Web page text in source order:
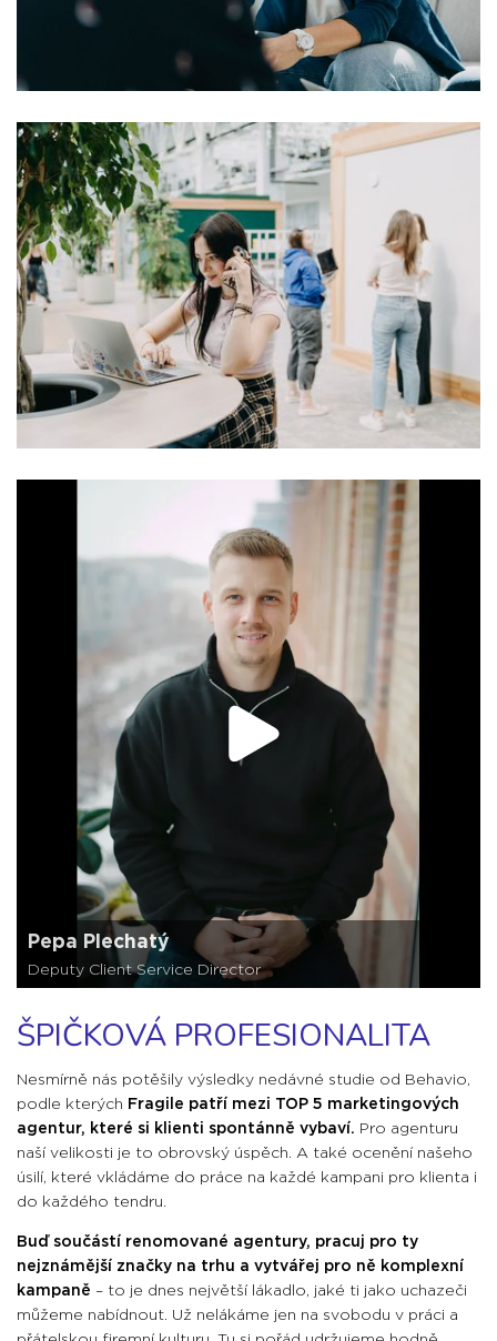
Pepa Plechatý
Deputy Client Service Director
ŠPIČKOVÁ PROFESIONALITA
Nesmírně nás potěšily výsledky nedávné studie od Behavio,
podle kterých Fragile patří mezi TOP 5 marketingových
agentur, které si klienti spontánně vybaví. Pro agenturu
naší velikosti je to obrovský úspěch. A také ocenění našeho
úsilí, které vkládáme do práce na každé kampani pro klienta i
do každého tendru.
Buď součástí renomované agentury, pracuj pro ty
nejznámější značky na trhu a vytvářej pro ně komplexní
kampaně – to je dnes největší lákadlo, jaké ti jako uchazeči
můžeme nabídnout. Už nelákáme jen na svobodu v práci a